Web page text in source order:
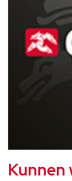
Kunnen